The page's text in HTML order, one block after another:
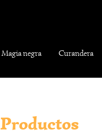
Magia negra Curandera
Productos